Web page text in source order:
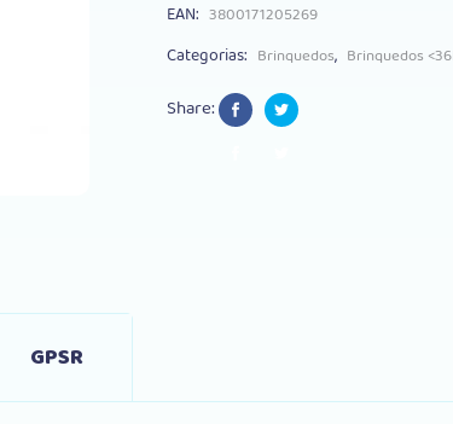
Kikkaboo
King
EAN: 3800171205269
Categorias: Brinquedos, Brinquedos
Share:
GPSR